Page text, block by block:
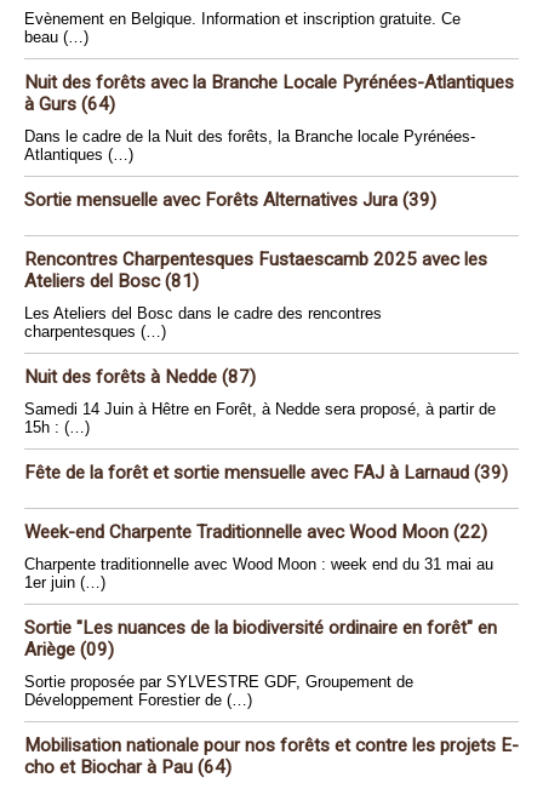
Evènement en Belgique. Information et inscription gratuite. Ce
beau (…)
Nuit des forêts avec la Branche Locale Pyrénées-Atlantiques
à Gurs (64)
Dans le cadre de la Nuit des forêts, la Branche locale Pyrénées-
Atlantiques (…)
Sortie mensuelle avec Forêts Alternatives Jura (39)
Rencontres Charpentesques Fustaescamb 2025 avec les
Ateliers del Bosc (81)
Les Ateliers del Bosc dans le cadre des rencontres
charpentesques (…)
Nuit des forêts à Nedde (87)
Samedi 14 Juin à Hêtre en Forêt, à Nedde sera proposé, à partir de
15h : (…)
Fête de la forêt et sortie mensuelle avec FAJ à Larnaud (39)
Week-end Charpente Traditionnelle avec Wood Moon (22)
Charpente traditionnelle avec Wood Moon : week end du 31 mai au
1er juin (…)
Sortie "Les nuances de la biodiversité ordinaire en forêt" en
Ariège (09)
Sortie proposée par SYLVESTRE GDF, Groupement de
Développement Forestier de (…)
Mobilisation nationale pour nos forêts et contre les projets E-
cho et Biochar à Pau (64)